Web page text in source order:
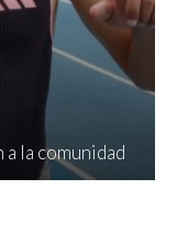
la comunidad